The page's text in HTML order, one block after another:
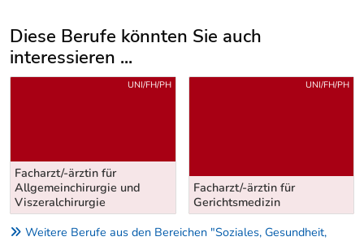
Diese Berufe könnten Sie auch
interessieren ...
Uber weitere Berufsvorschläge
Facharzt/-ärztin für
Allgemeinchirurgie und
Viszeralchirurgie
UNI/FH/PH
Facharzt/-ärztin für
Gerichtsmedizin
UNI/FH/PH
Weitere Berufe aus den Bereichen "Soziales, Gesundheit,